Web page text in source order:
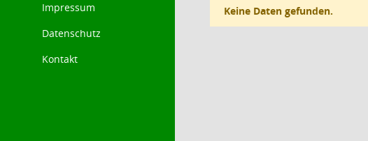
Impressum
Datenschutz
Kontakt
Keine Daten gefunden.